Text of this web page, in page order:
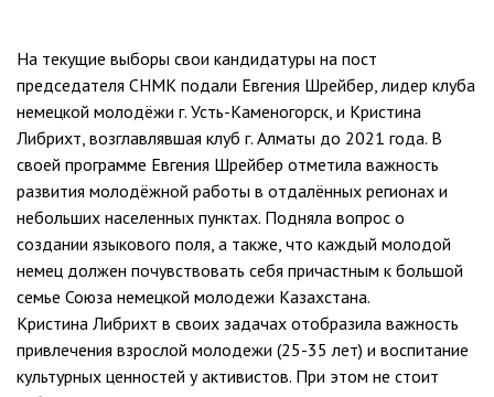
На текущие выборы свои кандидатуры на пост
председателя СНМК подали Евгения Шрейбер, лидер клуба
немецкой молодёжи г. Усть-Каменогорск, и Кристина
Либрихт, возглавлявшая клуб г. Алматы до 2021 года. В
своей программе Евгения Шрейбер отметила важность
развития молодёжной работы в отдалённых регионах и
небольших населенных пунктах. Подняла вопрос о
создании языкового поля, а также, что каждый молодой
немец должен почувствовать себя причастным к большой
семье Союза немецкой молодежи Казахстана.
Кристина Либрихт в своих задачах отобразила важность
привлечения взрослой молодежи (25-35 лет) и воспитание
культурных ценностей у активистов. При этом не стоит